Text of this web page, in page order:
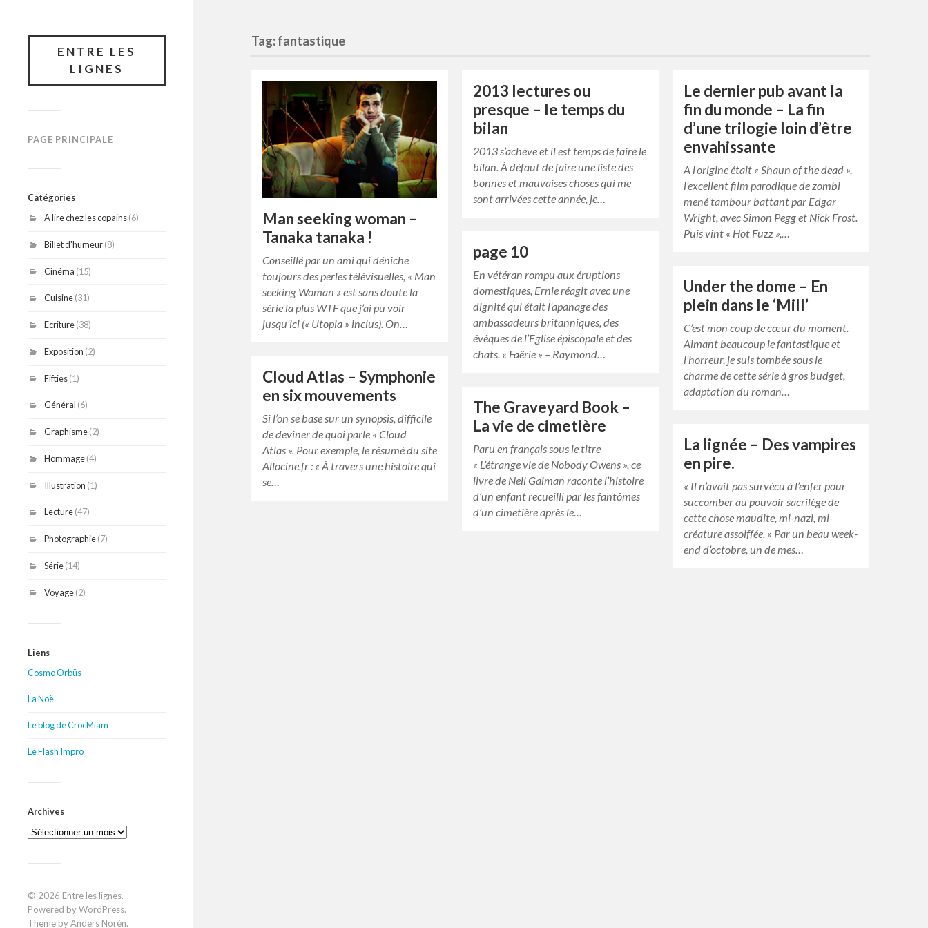
ENTRE LES
LIGNES
PAGE PRINCIPALE
Catégories
A lire chez les copains(6)
Billet d'humeur(8)
Cinéma (15)
Cuisine(31)
Ecriture(38)
Exposition (2)
Fifties(1)
Général (6)
Graphisme(2)
Hommage(4)
Illustration (1)
Lecture(47)
Photographie(7)
Série(14)
Voyage(2)
Liens
Cosmo Orbüs
La Noë
Le blog de CrocMiam
Le Flash Impro
Archives
Archives
© 2026 Entre les lignes.
Powered byWordPress.
Theme byAnders Norén.
Tag: fantastique
Man seeking woman –
Tanaka tanaka !
Conseillé par un ami qui déniche
toujours des perles télévisuelles, « Man
seeking Woman » est sans doute la
série la plus WTF que j’ai pu voir
jusqu’ici (« Utopia » inclus). On…
2013 lectures ou
presque – le temps du
bilan
2013 s’achève et il est temps de faire le
bilan. À défaut de faire une liste des
bonnes et mauvaises choses qui me
sont arrivées cette année, je…
Le dernier pub avant la
fin du monde – La fin
d’une trilogie loin d’être
envahissante
A l’origine était « Shaun of the dead »,
l’excellent film parodique de zombi
mené tambour battant par Edgar
Wright, avec Simon Pegg et Nick Frost.
Puis vint « Hot Fuzz »,…
page 10
En vétéran rompu aux éruptions
domestiques, Ernie réagit avec une
dignité qui était l’apanage des
ambassadeurs britanniques, des
évêques de l’Eglise épiscopale et des
chats. « Faërie » – Raymond…
Under the dome – En
plein dans le ‘Mill’
C’est mon coup de cœur du moment.
Aimant beaucoup le fantastique et
l’horreur, je suis tombée sous le
charme de cette série à gros budget,
adaptation du roman…
Cloud Atlas – Symphonie
en six mouvements
Si l’on se base sur un synopsis, difficile
de deviner de quoi parle « Cloud
Atlas ». Pour exemple, le résumé du site
Allocine.fr : « À travers une histoire qui
se…
The Graveyard Book –
La vie de cimetière
Paru en français sous le titre
« L’étrange vie de Nobody Owens », ce
livre de Neil Gaiman raconte l’histoire
d’un enfant recueilli par les fantômes
d’un cimetière après le…
La lignée – Des vampires
en pire.
« Il n’avait pas survécu à l’enfer pour
succomber au pouvoir sacrilège de
cette chose maudite, mi-nazi, mi-
créature assoiffée. » Par un beau week-
end d’octobre, un de mes…